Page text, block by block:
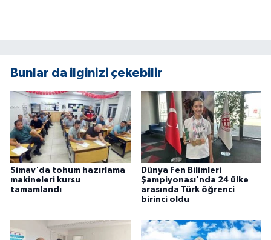
Bunlar da ilginizi çekebilir
Simav'da tohum hazırlama
makineleri kursu
tamamlandı
Dünya Fen Bilimleri
Şampiyonası'nda 24 ülke
arasında Türk öğrenci
birinci oldu